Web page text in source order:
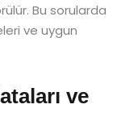
Bu sorularda
ve uygun
ve